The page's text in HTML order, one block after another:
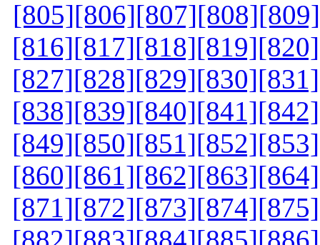
[805][806][807][808][809]
[816][817][818][819][820]
[827][828][829][830][831]
[838][839][840][841][842]
[849][850][851][852][853]
[860][861][862][863][864]
[871][872][873][874][875]